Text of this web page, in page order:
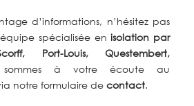
d’informations, n’hésitez pas
spécialiséeenisolation par
Port-Louis, Questembert,
à votre écoute au
notre formulaire de contact.